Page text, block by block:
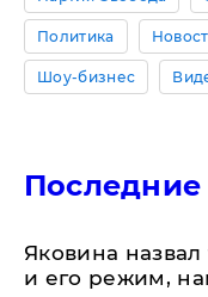
Политика
Шоу-бизнес
Последние
Яковина назвал
и его режим,